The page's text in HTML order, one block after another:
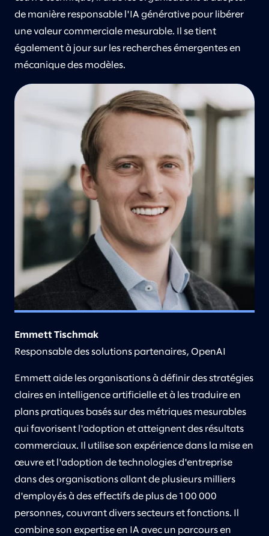
de manière responsable l'IA générative pour libérer
une valeur commerciale mesurable. Il se tient
également à jour sur les recherches émergentes en
mécanique des modèles.
Emmett Tischmak
Responsable des solutions partenaires, OpenAI
Emmett aide les organisations à définir des stratégies
claires en intelligence artificielle et à les traduire en
plans pratiques basés sur des métriques mesurables
qui favorisent l'adoption et atteignent des résultats
commerciaux. Il utilise son expérience dans la mise en
œuvre et l'adoption de technologies d'entreprise
dans des organisations allant de plusieurs milliers
d'employés à des effectifs de plus de 100 000
personnes, couvrant divers secteurs et fonctions. Il
combine son expertise en IA avec un parcours en